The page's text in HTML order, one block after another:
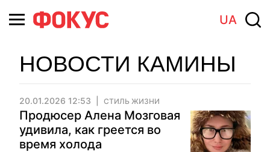
UA
НОВОСТИ КАМИНЫ
20.01.2026 12:53 СТИЛЬ ЖИЗНИ
Продюсер Алена Мозговая
удивила, как греется во
время холода